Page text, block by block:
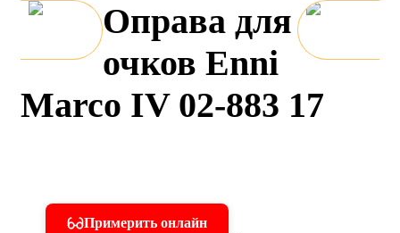
Оправа для
очков Enni
Marco IV 02-883 17
Примерить онлайн